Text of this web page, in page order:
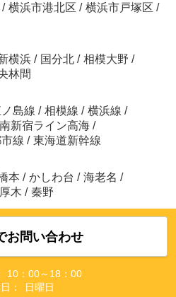
/ 横浜市港北区 / 横浜市戸塚区 /
横浜 / 国分北 / 相模大野 /
林間
島線 / 相模線 / 横浜線 /
新宿ライン高海 /
線 / 東海道新幹線
本 / かしわ台 / 海老名 /
厚木 / 秦野
お問い合わせ
10：00～18：00
：
日曜日